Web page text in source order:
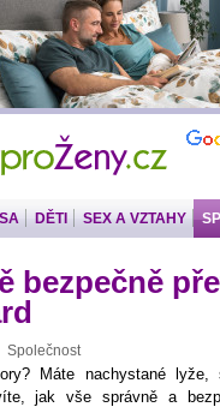
DĚTI SEX A VZTAHY
bezpečně
Máte nachystané lyže,
jak vše správně a